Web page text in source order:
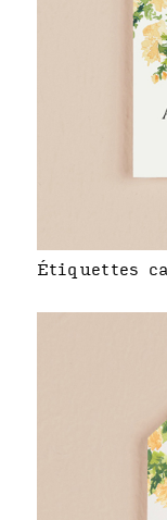
Étiquettes